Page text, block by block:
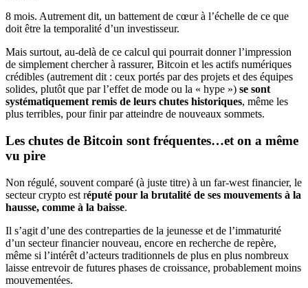
8 mois. Autrement dit, un battement de cœur à l’échelle de ce que
doit être la temporalité d’un investisseur.
Mais surtout, au-delà de ce calcul qui pourrait donner l’impression
de simplement chercher à rassurer, Bitcoin et les actifs numériques
crédibles (autrement dit : ceux portés par des projets et des équipes
solides, plutôt que par l’effet de mode ou la « hype ») se sont
systématiquement remis de leurs chutes historiques, même les
plus terribles, pour finir par atteindre de nouveaux sommets.
Les chutes de Bitcoin sont fréquentes…et on a même
vu pire
Non régulé, souvent comparé (à juste titre) à un far-west financier, le
secteur crypto est réputé pour la brutalité de ses mouvements à la
hausse, comme à la baisse.
Il s’agit d’une des contreparties de la jeunesse et de l’immaturité
d’un secteur financier nouveau, encore en recherche de repère,
même si l’intérêt d’acteurs traditionnels de plus en plus nombreux
laisse entrevoir de futures phases de croissance, probablement moins
mouvementées.